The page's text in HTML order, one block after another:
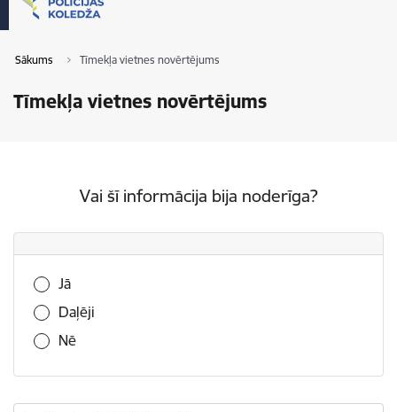
Sākums Tīmekļa vietnes novērtējums
Tīmekļa vietnes novērtējums
Vai šī informācija bija noderīga?
Vai šī informācija bija noderīga?
Jā
Daļēji
Nē